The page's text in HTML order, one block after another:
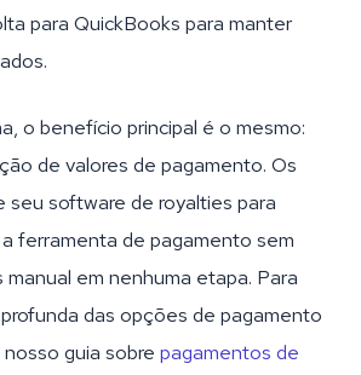
para QuickBooks para manter
o benefício principal é o mesmo:
de valores de pagamento. Os
seu software de royalties para
ferramenta de pagamento sem
em nenhuma etapa. Para
das opções de pagamento
guia sobre pagamentos de